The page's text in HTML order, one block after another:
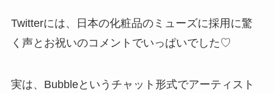
Twitterには、日本の化粧品のミューズに採用に驚
く声とお祝いのコメントでいっぱいでした♡
実は、Bubbleというチャット形式でアーティスト